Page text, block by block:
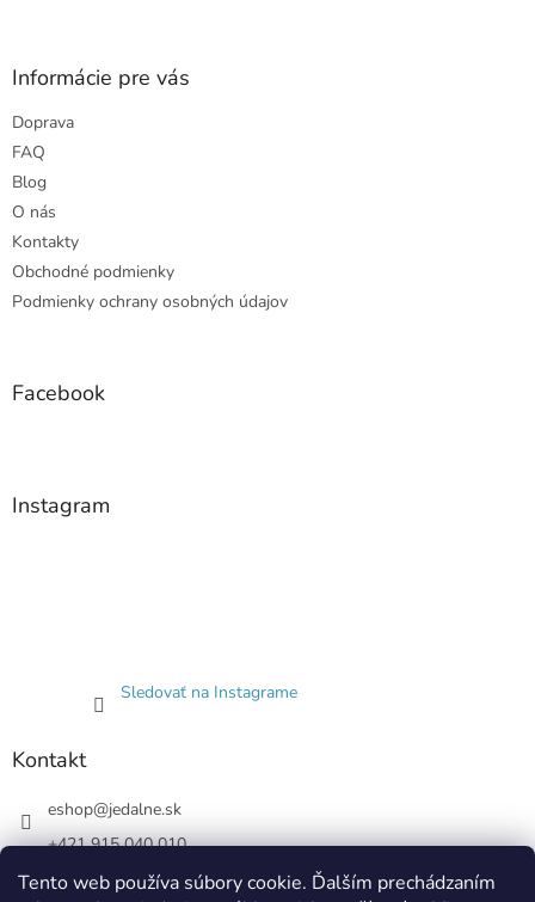
Tento web používa súbory cookie. Ďalším prechádzaním
Informácie pre vás
Doprava
FAQ
Blog
O nás
Kontakty
Obchodné podmienky
Podmienky ochrany osobných údajov
Facebook
Instagram
Sledovať na Instagrame
Kontakt
eshop@jedalne.sk
+421 915 040 010
Jedalne.sk